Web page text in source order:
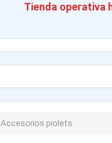
Tienda operativa
Accesorios piolets